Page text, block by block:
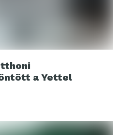
a Yettel